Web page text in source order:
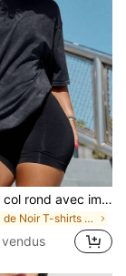
T-shirt de sport à col rond avec imprimé lettres pour femmes, style décontracté léger et respirant, top de fitness doux et élastique, convient pour la salle de sport, la course, l'entraînement et le port quotidien
de Noir T-shirts et débardeurs d'extérieur pour fe